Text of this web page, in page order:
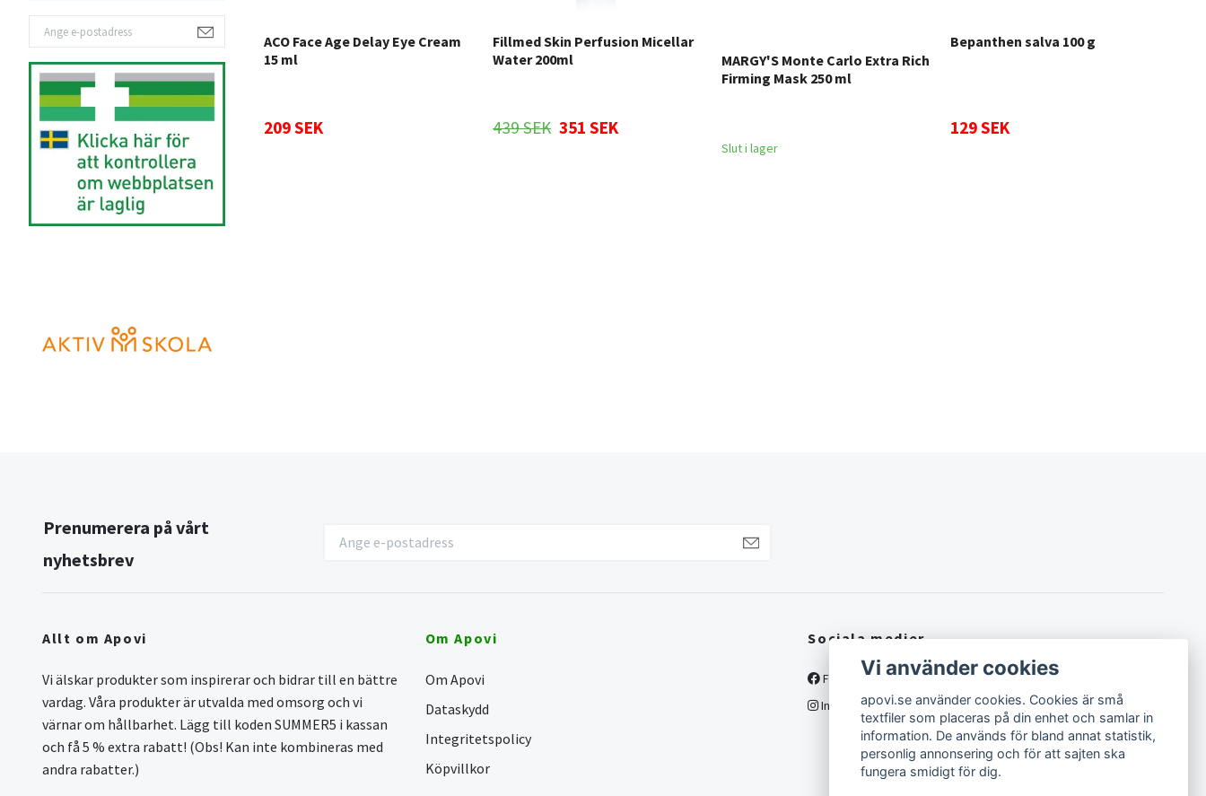
ACO Face Age Delay Eye Cream
15 ml
209 SEK
Fillmed Skin Perfusion Micellar
Water 200ml
439 SEK 351 SEK
MARGY'S Monte Carlo Extra Rich
Firming Mask 250 ml
Slut i lager
Bepanthen salva 100 g
129 SEK
Prenumerera på vårt
nyhetsbrev
Allt om Apovi
Vi älskar produkter som inspirerar och bidrar till en bättre
vardag. Våra produkter är utvalda med omsorg och vi
värnar om hållbarhet. Lägg till koden SUMMER5 i kassan
och få 5 % extra rabatt! (Obs! Kan inte kombineras med
andra rabatter.)
Om Apovi
Om Apovi
Dataskydd
Integritetspolicy
Köpvillkor
Sociala medier
Facebook
Instagram
Vi använder cookies
apovi.se använder cookies. Cookies är små
textfiler som placeras på din enhet och samlar in
information. De används för bland annat statistik,
personlig annonsering och för att sajten ska
fungera smidigt för dig.